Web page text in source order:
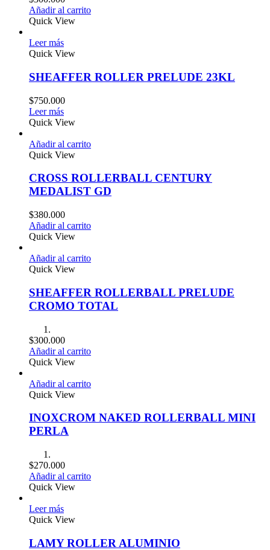
Añadir al carrito
Quick View
Leer más
Quick View
SHEAFFER ROLLER PRELUDE 23KL
$750.000
Leer más
Quick View
Añadir al carrito
Quick View
CROSS ROLLERBALL CENTURY
MEDALIST GD
$380.000
Añadir al carrito
Quick View
Añadir al carrito
Quick View
SHEAFFER ROLLERBALL PRELUDE
CROMO TOTAL
$300.000
Añadir al carrito
Quick View
Añadir al carrito
Quick View
INOXCROM NAKED ROLLERBALL MINI
PERLA
$270.000
Añadir al carrito
Quick View
Leer más
Quick View
LAMY ROLLER ALUMINIO